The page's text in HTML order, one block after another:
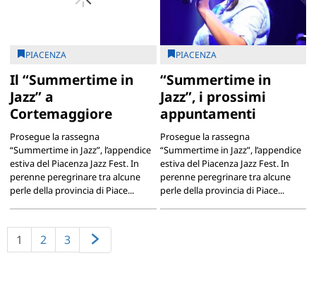
PIACENZA
Il “Summertime in
Jazz” a
Cortemaggiore
Prosegue la rassegna
“Summertime in Jazz”, l’appendice
estiva del Piacenza Jazz Fest. In
perenne peregrinare tra alcune
perle della provincia di Piace...
PIACENZA
“Summertime in
Jazz”, i prossimi
appuntamenti
Prosegue la rassegna
“Summertime in Jazz”, l’appendice
estiva del Piacenza Jazz Fest. In
perenne peregrinare tra alcune
perle della provincia di Piace...
1 2 3